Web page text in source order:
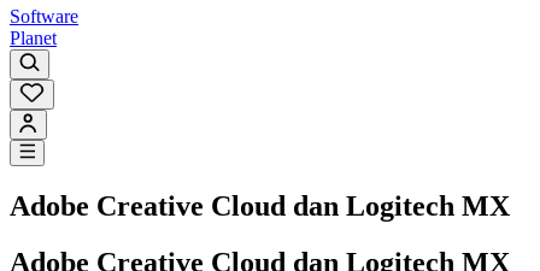
Software
Planet
Adobe Creative Cloud dan Logitech MX
Adobe Creative Cloud dan Logitech MX